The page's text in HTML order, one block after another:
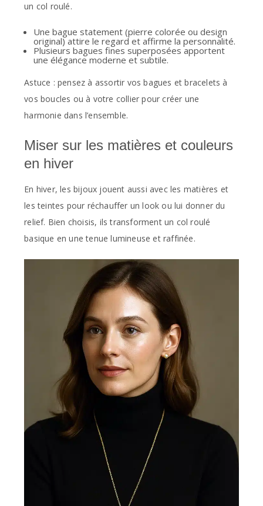
un col roulé.
Une bague statement (pierre colorée ou design
original) attire le regard et affirme la personnalité.
Plusieurs bagues fines superposées apportent
une élégance moderne et subtile.
Astuce : pensez à assortir vos bagues et bracelets à
vos boucles ou à votre collier pour créer une
harmonie dans l’ensemble.
Miser sur les matières et couleurs
en hiver
En hiver, les bijoux jouent aussi avec les matières et
les teintes pour réchauffer un look ou lui donner du
relief. Bien choisis, ils transforment un col roulé
basique en une tenue lumineuse et raffinée.